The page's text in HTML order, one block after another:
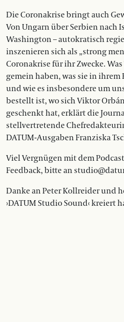
Die Coronakrise bringt auch
Von Ungarn über Serbien nach
Washington – autokratisch
inszenieren sich als „strong
Coronakrise für ihr Zwecke.
gemein haben, was sie in
und wie es insbesondere um
bestellt ist, wo sich Viktor
geschenkt hat, erklärt die
stellvertretende
DATUM-Ausgaben Franziska
Viel Vergnügen mit dem
Feedback, bitte an
Danke an Peter Kollreider und
›DATUM Studio Sound‹ kreiert